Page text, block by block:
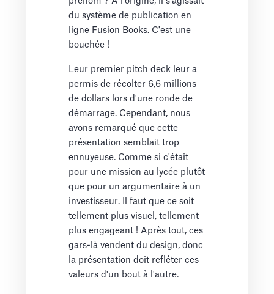
du système de publication en
ligne Fusion Books. C'est une
bouchée !
Leur premier pitch deck leur a
permis de récolter 6,6 millions
de dollars lors d'une ronde de
démarrage. Cependant, nous
avons remarqué que cette
présentation semblait trop
ennuyeuse. Comme si c'était
pour une mission au lycée plutôt
que pour un argumentaire à un
investisseur. Il faut que ce soit
tellement plus visuel, tellement
plus engageant ! Après tout, ces
gars-là vendent du design, donc
la présentation doit refléter ces
valeurs d'un bout à l'autre.